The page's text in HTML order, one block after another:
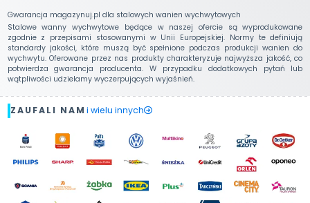
Gwarancja magazynuj.pl dla stalowych wanien wychwytowych
Stalowe wanny wychwytowe będące w naszej ofercie są wyprodukowane
zgodnie z przepisami stosowanymi w Unii Europejskiej. Normy te definiują
standardy jakości, które muszą być spełnione podczas produkcji wanien do
wychwytu. Oferowane przez nas produkty charakteryzuje najwyższa jakość, co
potwierdza gwarancja producenta. W przypadku dodatkowych pytań lub
wątpliwości udzielamy wyczerpujących wyjaśnień.
ZAUFALI NAM i wielu innych